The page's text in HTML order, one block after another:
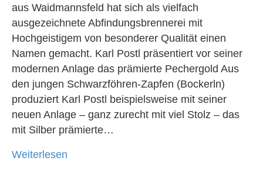
aus Waidmannsfeld hat sich als vielfach
ausgezeichnete Abfindungsbrennerei mit
Hochgeistigem von besonderer Qualität einen
Namen gemacht. Karl Postl präsentiert vor seiner
modernen Anlage das prämierte Pechergold Aus
den jungen Schwarzföhren-Zapfen (Bockerln)
produziert Karl Postl beispielsweise mit seiner
neuen Anlage – ganz zurecht mit viel Stolz – das
mit Silber prämierte…
Weiterlesen